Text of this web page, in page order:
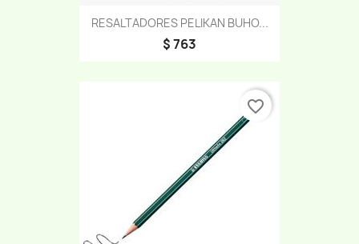
RESALTADORES PELIKAN BUHO...
$ 763
favorite_border